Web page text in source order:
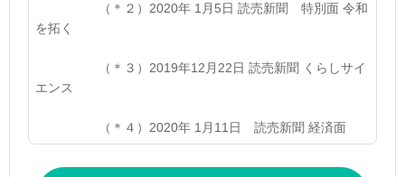
（＊２）2020年 1月5日 読売新聞 特別面 令和
を拓く
（＊３）2019年12月22日 読売新聞 くらしサイ
エンス
（＊４）2020年 1月11日 読売新聞 経済面